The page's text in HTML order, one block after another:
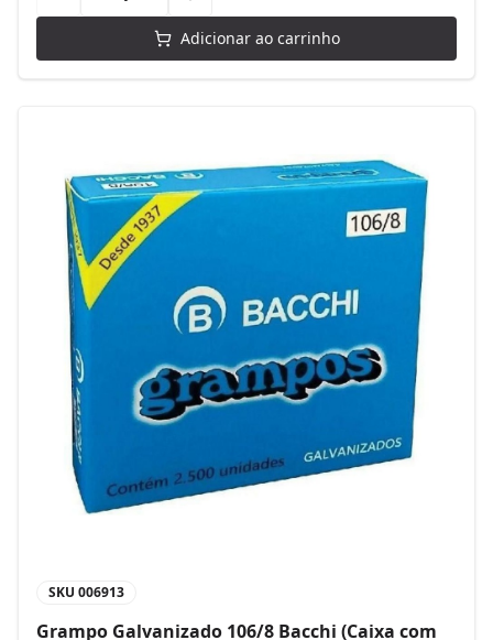
Adicionar ao carrinho
SKU 006913
Grampo Galvanizado 106/8 Bacchi (Caixa com